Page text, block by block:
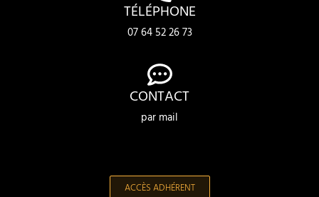
TÉLÉPHONE
07 64 52 26 73
CONTACT
par mail
ACCÈS ADHÉRENT